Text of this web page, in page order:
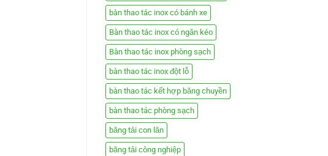
bàn thao tác inox có bánh xe
Bàn thao tác inox có ngăn kéo
Bàn thao tác inox phòng sạch
bàn thao tác inox đột lỗ
bàn thao tác kết hợp băng chuyền
bàn thao tác phòng sạch
băng tải con lăn
băng tải công nghiệp